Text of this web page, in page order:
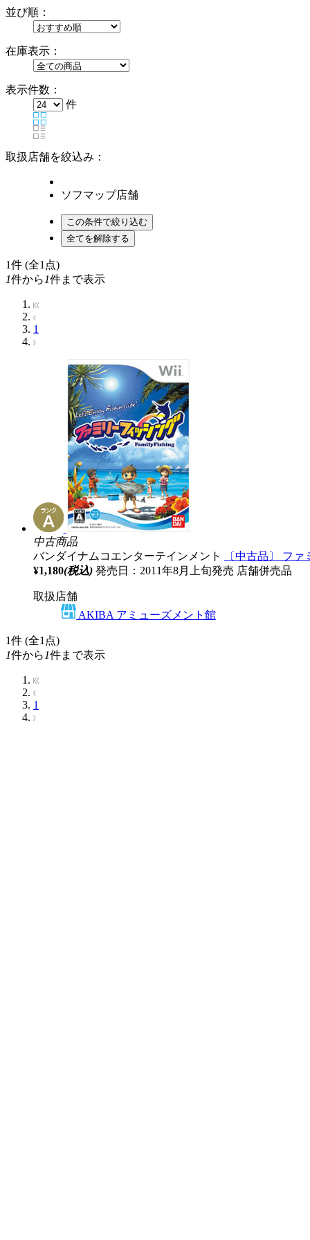
並び順：
在庫表示：
表示件数：
件
取扱店舗を絞込み：
ソフマップ店舗
1件 (全1点)
1件から 1件まで表示
1
中古商品
バンダイナムコエンターテインメント
〔中古品〕 フ
¥1,180(税込) 発売日：2011年8月上旬発売 店舗併売品
取扱店舗
AKIBA アミューズメント館
1件 (全1点)
1件から 1件まで表示
1